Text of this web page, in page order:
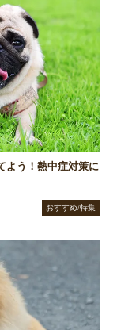
よう！熱中症対策に
おすすめ/特集